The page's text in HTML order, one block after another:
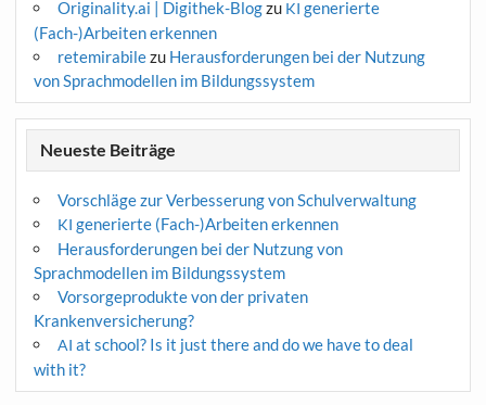
Originality.ai | Digithek-Blogzu KI generierte
(Fach-)Arbeiten erkennen
retemirabilezu Herausforderungen bei der Nutzung
von Sprachmodellen im Bildungssystem
Neueste Beiträge
Vorschläge zur Verbesserung von Schulverwaltung
KI generierte (Fach-)Arbeiten erkennen
Herausforderungen bei der Nutzung von
Sprachmodellen im Bildungssystem
Vorsorgeprodukte von der privaten
Krankenversicherung?
AI at school? Is it just there and do we have to deal
with it?